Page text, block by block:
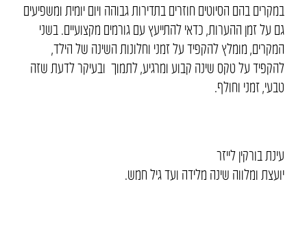
במקרים בהם הסיוטים חוזרים בתדירות גבוהה ויום יומית ומשפיעים
גם על זמן ההערות, כדאי להתייעץ עם גורמים מקצועיים. בשני
המקרים, מומלץ להקפיד על זמני וחלונות השינה של הילד,
להקפיד על טקס שינה קבוע ומרגיע, לתמוך ובעיקר לדעת שזה
טבעי, זמני וחולף.
עינת בורקין לייזר
יועצת ומלווה שינה מלידה ועד גיל חמש.